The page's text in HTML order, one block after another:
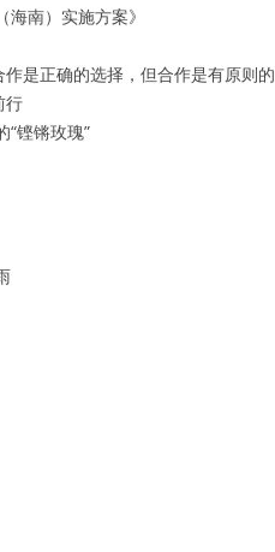
南）实施方案》
是正确的选择，但合作是有原则的
行
“铿锵玫瑰”